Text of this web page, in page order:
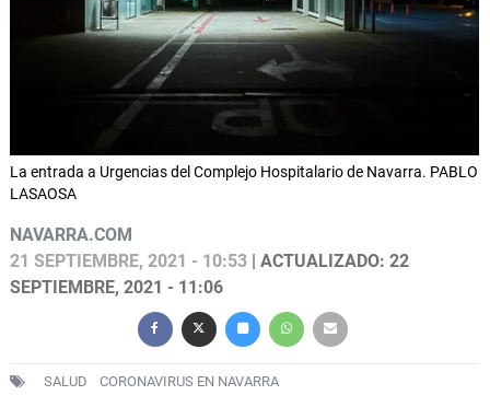
La entrada a Urgencias del Complejo Hospitalario de Navarra. PABLO
LASAOSA
NAVARRA.COM
21 SEPTIEMBRE, 2021 - 10:53 | ACTUALIZADO: 22
SEPTIEMBRE, 2021 - 11:06
SALUD CORONAVIRUS EN NAVARRA